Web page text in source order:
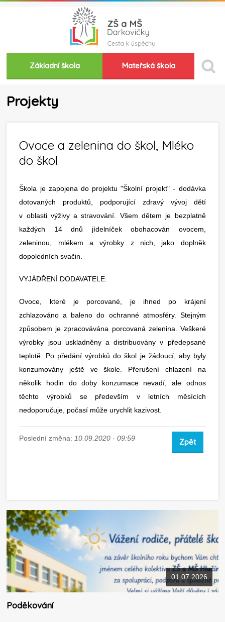
Základní škola Mateřská škola
Projekty
Ovoce a zelenina do škol, Mléko
do škol
Škola je zapojena do projektu "Školní projekt" - dodávka
dotovaných produktů, podporující zdravý vývoj dětí
v oblasti výživy a stravování. Všem dětem je bezplatně
každých 14 dnů jídelníček obohacován ovocem,
zeleninou, mlékem a výrobky z nich, jako doplněk
dopoledních svačin.
VYJÁDŘENÍ DODAVATELE:
Ovoce, které je porcované, je ihned po krájení
zchlazováno a baleno do ochranné atmosféry. Stejným
způsobem je zpracovávána porcovaná zelenina. Veškeré
výrobky jsou uskladněny a distribuovány v předepsané
teplotě. Po předání výrobků do škol je žádoucí, aby byly
konzumovány ještě ve škole. Přerušení chlazení na
několik hodin do doby konzumace nevadí, ale odnos
těchto výrobků se především v letních měsících
nedoporučuje, počasí může urychlit kazivost.
Poslední změna: 10.09.2020 - 09:59 Zpět
01.07.2026
Poděkování